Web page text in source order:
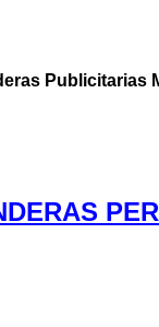
Publicitarias